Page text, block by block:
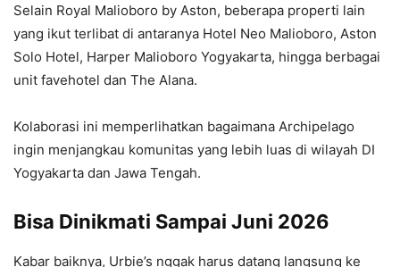
Selain Royal Malioboro by Aston, beberapa properti lain
yang ikut terlibat di antaranya Hotel Neo Malioboro, Aston
Solo Hotel, Harper Malioboro Yogyakarta, hingga berbagai
unit favehotel dan The Alana.
Kolaborasi ini memperlihatkan bagaimana Archipelago
ingin menjangkau komunitas yang lebih luas di wilayah DI
Yogyakarta dan Jawa Tengah.
Bisa Dinikmati Sampai Juni 2026
Kabar baiknya, Urbie’s nggak harus datang langsung ke